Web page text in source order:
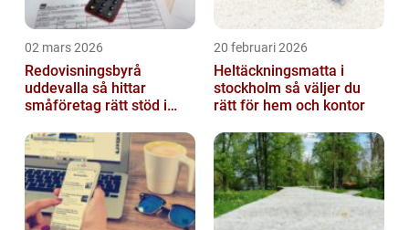
02 mars 2026
Redovisningsbyrå
uddevalla så hittar
småföretag rätt stöd i
20 februari 2026
Heltäckningsmatta i
stockholm så väljer du
rätt för hem och kontor